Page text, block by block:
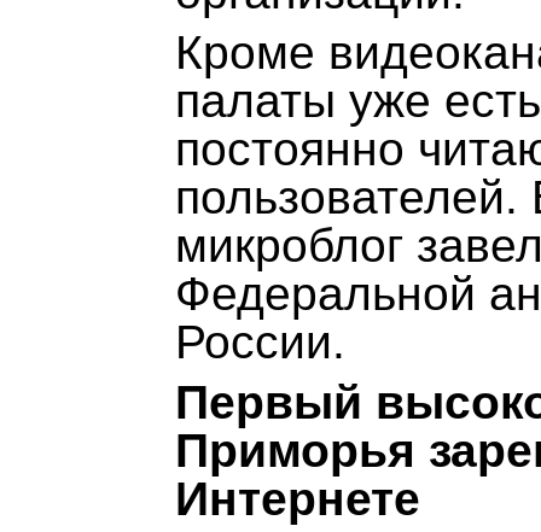
Кроме
палаты уже
постоянно
микроблог
Федеральной
России.
Первый
Приморья
Интернете